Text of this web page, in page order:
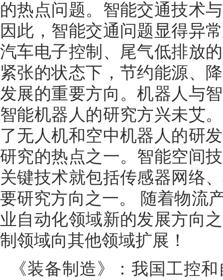
的热点问题。智能交通技术
因此，智能交通问题显得异
汽车电子控制、尾气低排放
紧张的状态下，节约能源、
发展的重要方向。机器人与
智能机器人的研究方兴未艾
了无人机和空中机器人的研
研究的热点之一。智能空间
关键技术就包括传感器网络
要研究方向之一。 随着物流
业自动化领域新的发展方向
制领域向其他领域扩展！
《装备制造》：我国工控